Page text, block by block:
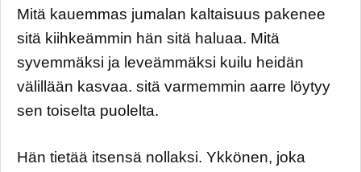
Mitä kauemmas jumalan kaltaisuus pakenee
sitä kiihkeämmin hän sitä haluaa. Mitä
syvemmäksi ja leveämmäksi kuilu heidän
välillään kasvaa. sitä varmemmin aarre löytyy
sen toiselta puolelta.
Hän tietää itsensä nollaksi. Ykkönen, joka